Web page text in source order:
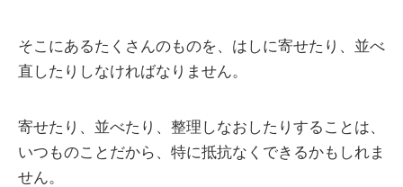
そこにあるたくさんのものを、はしに寄せたり、並べ
直したりしなければなりません。
寄せたり、並べたり、整理しなおしたりすることは、
いつものことだから、特に抵抗なくできるかもしれま
せん。